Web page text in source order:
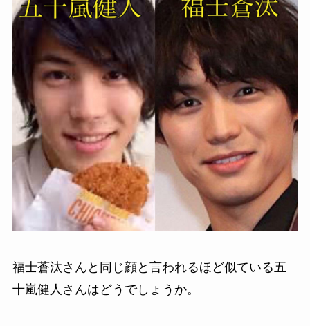
福士蒼汰さんと同じ顔と言われるほど似ている五
十嵐健人さんはどうでしょうか。